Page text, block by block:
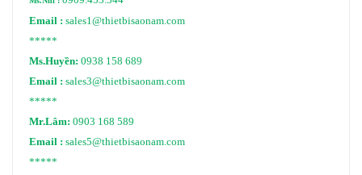
Email : sales1@thietbisaonam.com
*****
Ms.Huyền: 0938 158 689
Email : sales3@thietbisaonam.com
*****
Mr.Lâm: 0903 168 589
Email : sales5@thietbisaonam.com
*****